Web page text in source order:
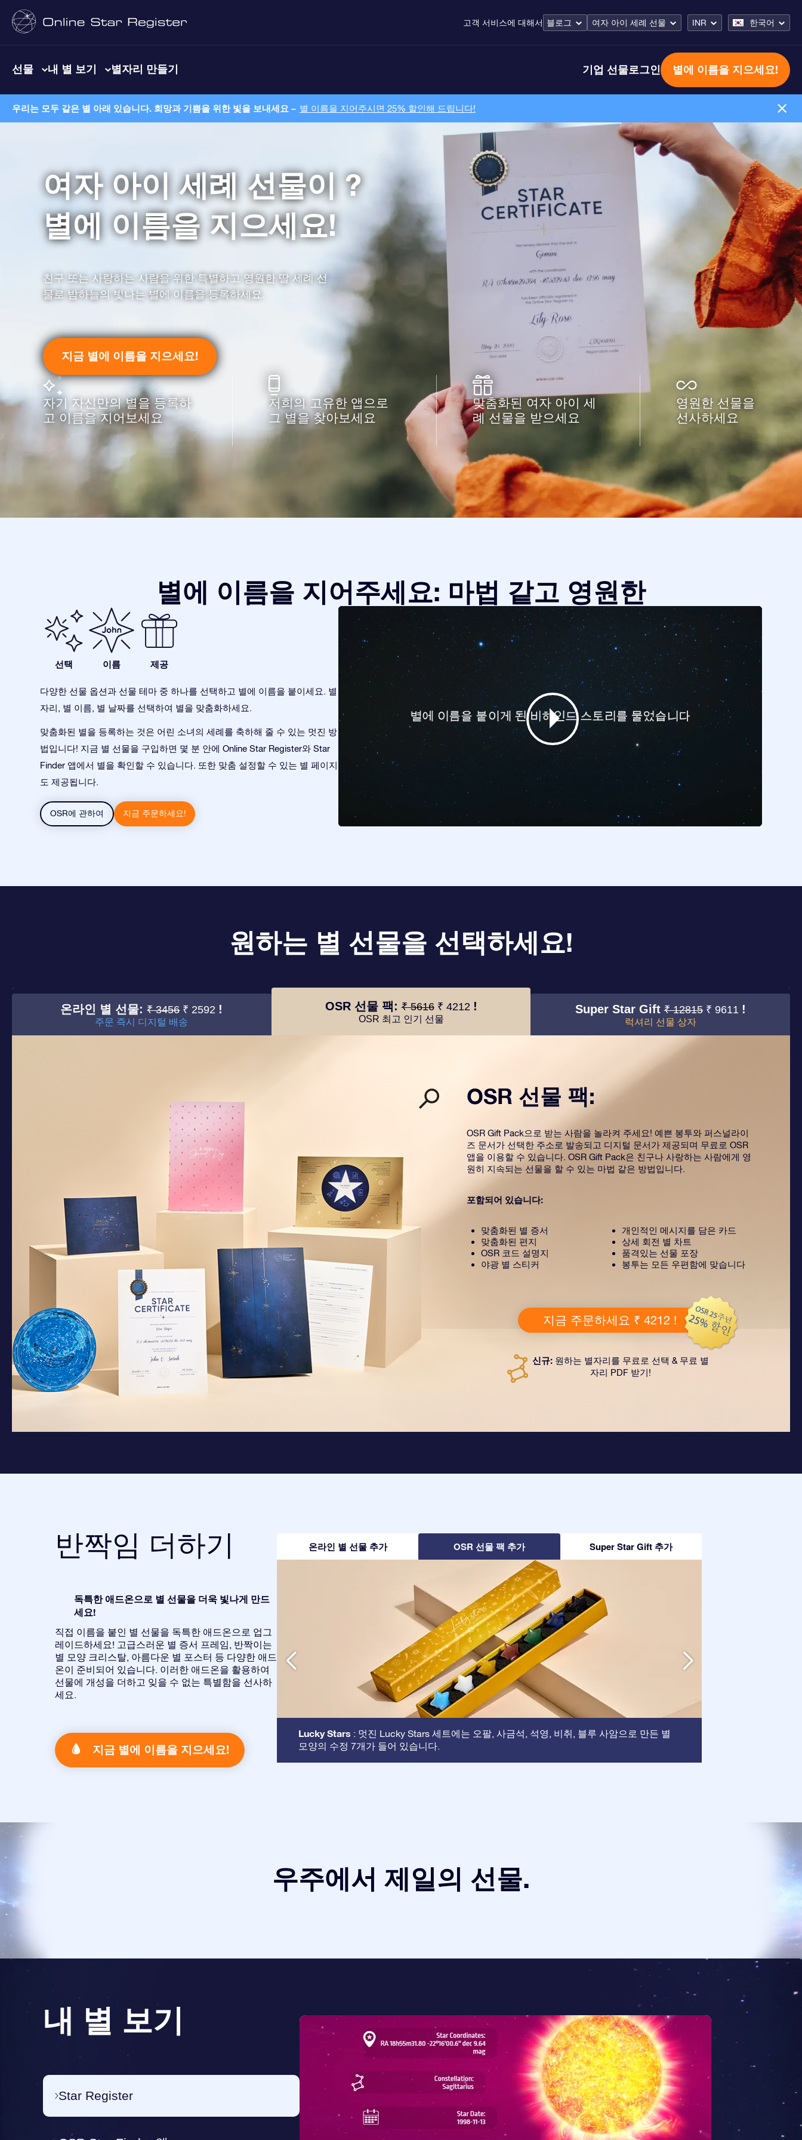
고객 서비스에 대해서 블로그 여자 아이 세례 선물 INR 한국어
선물 내 별 보기 별자리 만들기 기업 선물로그인 별에 이름을 지으세요!
우리는 모두 같은 별 아래 있습니다. 희망과 기쁨을 위한 빛을 보내세요 – 별 이름을 지어주시면 25% 할인해 드립니다!
여자 아이 세례 선물이 ?
별에 이름을 지으세요!
친구 또는 사랑하는 사람을 위한 특별하고 영원한 딸 세례 선
물로 밤하늘의 빛나는 별에 이름을 등록하세요.
지금 별에 이름을 지으세요!
자기 자신만의 별을 등록하
고 이름을 지어보세요
저희의 고유한 앱으로
그 별을 찾아보세요
맞춤화된 여자 아이 세
례 선물을 받으세요
영원한 선물을
선사하세요
별에 이름을 지어주세요: 마법 같고 영원한
선택 이름 제공
다양한 선물 옵션과 선물 테마 중 하나를 선택하고 별에 이름을 붙이세요. 별
자리, 별 이름, 별 날짜를 선택하여 별을 맞춤화하세요.
맞춤화된 별을 등록하는 것은 어린 소녀의 세례를 축하해 줄 수 있는 멋진 방
법입니다! 지금 별 선물을 구입하면 몇 분 안에 Online Star Register와 Star
Finder 앱에서 별을 확인할 수 있습니다. 또한 맞춤 설정할 수 있는 별 페이지
도 제공됩니다.
OSR에 관하여 지금 주문하세요!
원하는 별 선물을 선택하세요!
온라인 별 선물:₹ 3456 ₹ 2592 !
주문 즉시 디지털 배송
OSR 선물 팩:₹ 5616 ₹ 4212 !
OSR 최고 인기 선물
Super Star Gift₹ 12815 ₹ 9611 !
럭셔리 선물 상자
OSR 선물 팩:
OSR Gift Pack으로 받는 사람을 놀라켜 주세요! 예쁜 봉투와 퍼스널라이
즈 문서가 선택한 주소로 발송되고 디지털 문서가 제공되며 무료로 OSR
앱을 이용할 수 있습니다. OSR Gift Pack은 친구나 사랑하는 사람에게 영
원히 지속되는 선물을 할 수 있는 마법 같은 방법입니다.
포함되어 있습니다:
맞춤화된 별 증서
맞춤화된 편지
OSR 코드 설명지
야광 별 스티커
개인적인 메시지를 담은 카드
상세 회전 별 차트
품격있는 선물 포장
봉투는 모든 우편함에 맞습니다
지금 주문하세요 ₹ 4212 !
신규:원하는 별자리를 무료로 선택 & 무료 별
자리 PDF 받기!
반짝임 더하기
독특한 애드온으로 별 선물을 더욱 빛나게 만드
세요!
직접 이름을 붙인 별 선물을 독특한 애드온으로 업그
레이드하세요! 고급스러운 별 증서 프레임, 반짝이는
별 모양 크리스탈, 아름다운 별 포스터 등 다양한 애드
온이 준비되어 있습니다. 이러한 애드온을 활용하여
선물에 개성을 더하고 잊을 수 없는 특별함을 선사하
세요.
지금 별에 이름을 지으세요!
온라인 별 선물 추가 OSR 선물 팩 추가 Super Star Gift 추가
Lucky Stars : 멋진 Lucky Stars 세트에는 오팔, 사금석, 석영, 비취, 블루 사암으로 만든 별
모양의 수정 7개가 들어 있습니다.
우주에서 제일의 선물.
내 별 보기
Star Register